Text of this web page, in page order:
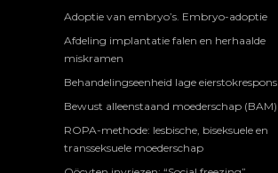
Adoptie van embryo’s. Embryo-adoptie
Afdeling implantatie falen en herhaalde
miskramen
Behandelingseenheid lage eierstokrespons
Bewust alleenstaand moederschap (BAM)
ROPA-methode: lesbische, biseksuele en
transseksuele moederschap